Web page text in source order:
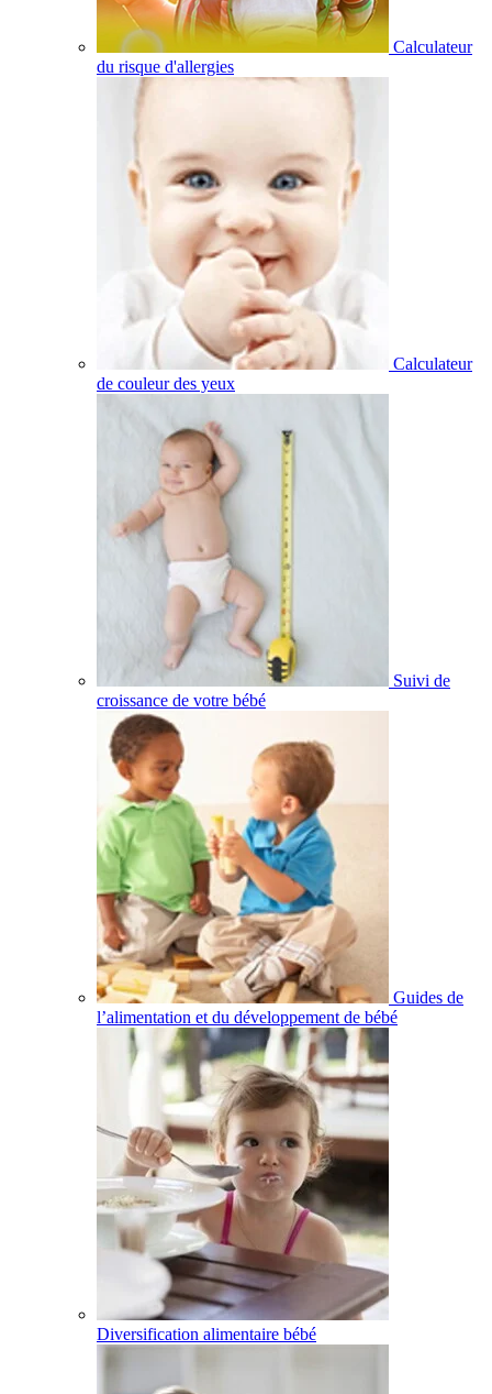
Calculateur
du risque d'allergies
Calculateur
de couleur des yeux
Suivi de
croissance de votre bébé
Guides de
l’alimentation et du développement de bébé
Diversification alimentaire bébé